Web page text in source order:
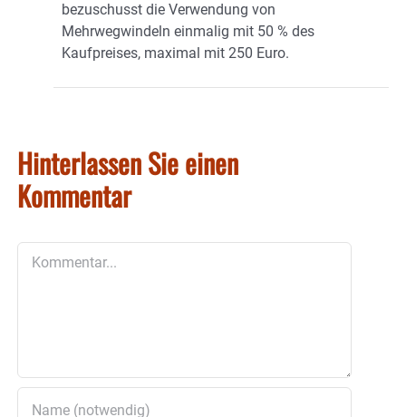
bezuschusst die Verwendung von
Mehrwegwindeln einmalig mit 50 % des
Kaufpreises, maximal mit 250 Euro.
Hinterlassen Sie einen
Kommentar